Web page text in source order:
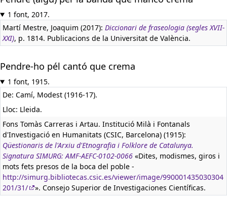
1 font, 2017.
Martí Mestre, Joaquim (2017): Diccionari de fraseologia (segles XVII-
XXI), p. 1814. Publicacions de la Universitat de València.
Pendre-ho pél cantó que crema
1 font, 1915.
De: Camí, Modest (1916-17).
Lloc: Lleida.
Fons Tomàs Carreras i Artau. Institució Milà i Fontanals
d'Investigació en Humanitats (CSIC, Barcelona) (1915):
Qüestionaris de l'Arxiu d'Etnografia i Folklore de Catalunya.
Signatura SIMURG: AMF-AEFC-0102-0066 «Dites, modismes, giros i
mots fets presos de la boca del poble -
http://simurg.bibliotecas.csic.es/viewer/image/990001435030304
201/31/
». Consejo Superior de Investigaciones Científicas.